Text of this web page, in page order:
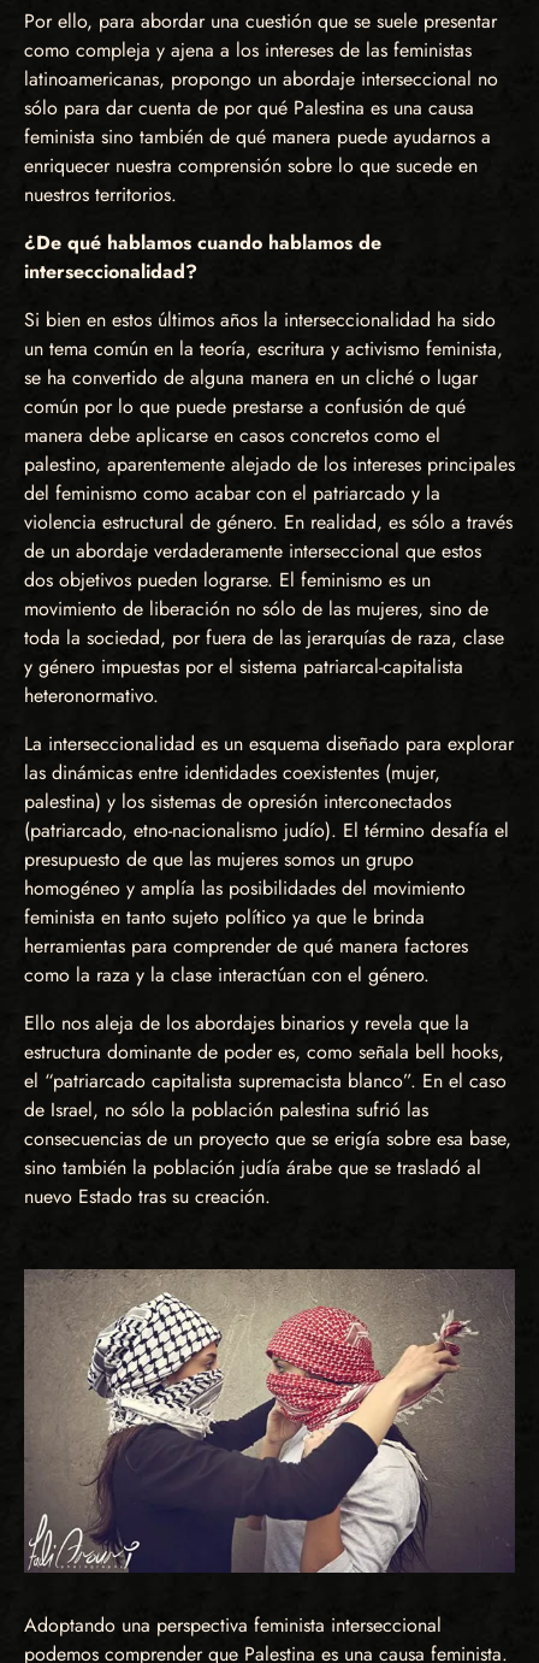
Por ello, para abordar una cuestión que se suele presentar
como compleja y ajena a los intereses de las feministas
latinoamericanas, propongo un abordaje interseccional no
sólo para dar cuenta de por qué Palestina es una causa
feminista sino también de qué manera puede ayudarnos a
enriquecer nuestra comprensión sobre lo que sucede en
nuestros territorios.
¿De qué hablamos cuando hablamos de
interseccionalidad?
Si bien en estos últimos años la interseccionalidad ha sido
un tema común en la teoría, escritura y activismo feminista,
se ha convertido de alguna manera en un cliché o lugar
común por lo que puede prestarse a confusión de qué
manera debe aplicarse en casos concretos como el
palestino, aparentemente alejado de los intereses principales
del feminismo como acabar con el patriarcado y la
violencia estructural de género. En realidad, es sólo a través
de un abordaje verdaderamente interseccional que estos
dos objetivos pueden lograrse. El feminismo es un
movimiento de liberación no sólo de las mujeres, sino de
toda la sociedad, por fuera de las jerarquías de raza, clase
y género impuestas por el sistema patriarcal-capitalista
heteronormativo.
La interseccionalidad es un esquema diseñado para explorar
las dinámicas entre identidades coexistentes (mujer,
palestina) y los sistemas de opresión interconectados
(patriarcado, etno-nacionalismo judío). El término desafía el
presupuesto de que las mujeres somos un grupo
homogéneo y amplía las posibilidades del movimiento
feminista en tanto sujeto político ya que le brinda
herramientas para comprender de qué manera factores
como la raza y la clase interactúan con el género.
Ello nos aleja de los abordajes binarios y revela que la
estructura dominante de poder es, como señala bell hooks,
el “patriarcado capitalista supremacista blanco”. En el caso
de Israel, no sólo la población palestina sufrió las
consecuencias de un proyecto que se erigía sobre esa base,
sino también la población judía árabe que se trasladó al
nuevo Estado tras su creación.
Adoptando una perspectiva feminista interseccional
podemos comprender que Palestina es una causa feminista.